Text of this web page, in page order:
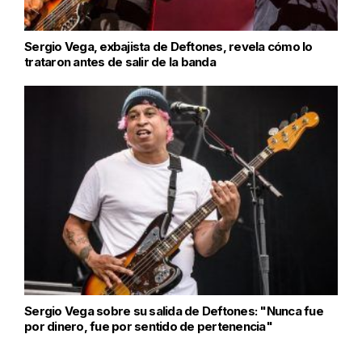
Sergio Vega, exbajista de Deftones, revela cómo lo
trataron antes de salir de la banda
Sergio Vega sobre su salida de Deftones: "Nunca fue
por dinero, fue por sentido de pertenencia"